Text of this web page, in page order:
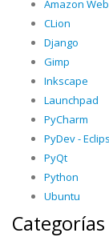
Amazon
CLion
Django
Gimp
Inkscape
Launchpad
PyCharm
PyDev -
PyQt
Python
Ubuntu
Categorías